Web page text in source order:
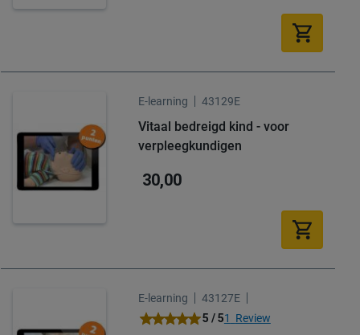
E-learning 43129E
Vitaal bedreigd kind - voor
verpleegkundigen
30,00
E-learning
43127E
Waardering: 5 / 51 Review